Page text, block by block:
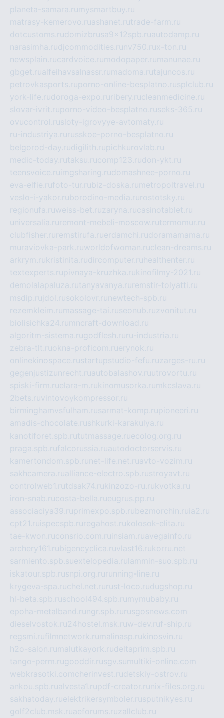
planeta-samara.ru mysmartbuy.ru
matrasy-kemerovo.ruashanet.rutrade-farm.ru
dotcustoms.rudomizbrusa9x12spb.ruautodamp.ru
narasimha.rudjcommodities.ru nv750.rux-ton.ru
newsplain.rucardvoice.ru modopaper.ru manunae.ru
gbget.rualfeihavsalnassr.ru madoma.rutajuncos.ru
petrovkasports.ruporno-online-besplatno.rusplclub.ru
york-life.rudoroga-expo.ru ribery.rucleanmedicine.ru
slovar-ivrit.ruporno-video-besplatno.ruseks-365.ru
ovucontrol.rusloty-igrovyye-avtomaty.ru
ru-industriya.ru russkoe-porno-besplatno.ru
belgorod-day.rudigilith.rupichkurovlab.ru
medic-today.rutaksu.rucomp123.rudon-ykt.ru
teensvoice.ru imgsharing.rudomashnee-porno.ru
eva-elfie.rufoto-tur.rubiz-doska.ru metropoltravel.ru
veslo-i-yakor.ruborodino-media.ru rostotsky.ru
regionufa.ruweiss-bet.ruzaryna.rucasinotablet.ru
universalia.ru remont-mebeli-moscow.rutermomur.ru
clubfisher.ru remstirufa.ruerdamchi.rudoramamama.ru
muraviovka-park.ruworldofwoman.ruclean-dreams.ru
arkrym.rukristinita.rudircomputer.ru healthenter.ru
textexperts.rupivnaya-kruzhka.rukinofilmy-2021.ru
demolalapaluza.rutanyavanya.ru remstir-tolyatti.ru
msdip.ru jdol.rusokolovr.ru newtech-spb.ru
rezemkleim.ru massage-tai.ruseonub.ruzvonitut.ru
biolisichka24.ru mncraft-download.ru
algoritm-sistema.rugodflesh.ru ru-industria.ru
zebra-tlt.ruokna-proficom.ruerynok.ru
onlinekinospace.rustartupstudio-fefu.ruzarges-ru.ru
gegenjustizunrecht.ruautobalashov.ruutrovortu.ru
spiski-firm.ruelara-m.rukinomusorka.ru mkcslava.ru
2bets.ruvintovoykompressor.ru
birminghamvsfulham.rusarmat-komp.rupioneeri.ru
amadis-chocolate.rushkurki-karakulya.ru
kanotiforet.spb.rututmassage.ruecolog.org.ru
praga.spb.rufalcorussia.ruautodoctorservis.ru
kamertondom.spb.ru net-life.net.ruavto-vozim.ru
sakhcamera.rualliance-electro.spb.rustroyavt.ru
controlweb1.rutdsak74.rukinzozo-ru.rukvotka.ru
iron-snab.rucosta-bella.rueugrus.pp.ru
associaciya39.ruprimexpo.spb.rubezmorchin.ru ia2.ru
cpt21.ru ispecspb.ru regahost.rukolosok-elita.ru
tae-kwon.ruconsrio.com.ru insiam.ruavegainfo.ru
archery161.rubigencyclica.ruvlast16.rukorru.net
sarmiento.spb.suextelopedia.ru lammin-suo.spb.ru
iskatour.spb.rusnpi.org.ru running-line.ru
krygeva-spa.ruchel.net.ru rust-loco.rudugshop.ru
hl-beta.spb.ruschool494.spb.ru mymubaby.ru
epoha-metalband.ru ngr.spb.ru rusgosnews.com
dieselvostok.ru24hostel.msk.ruw-dev.ruf-ship.ru
regsmi.rufilmnetwork.ru malinasp.rukinosvin.ru
h2o-salon.ru malutkayork.rudeltaprim.spb.ru
tango-perm.rugooddir.rusgv.su multiki-online.com
webkrasotki.comcherinvest.rudetskiy-ostrov.ru
ankou.spb.rualvesta1.rupdf-creator.ru nix-files.org.ru
sakhatoday.ruelektrikersymboler.rusputnikyes.ru
golf2club.msk.ruaeforums.ruzallclub.ru